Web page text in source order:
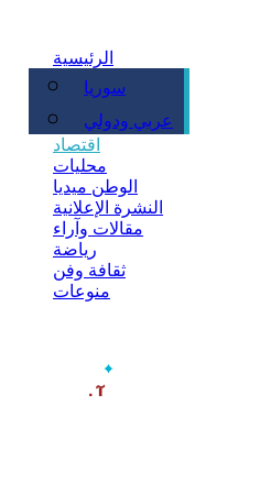
الرئيسية
سوريا
عربي ودولي
اقتصاد
محليات
الوطن ميديا
النشرة الإعلانية
مقالات وآراء
رياضة
ثقافة وفن
منوعات
‫آخر